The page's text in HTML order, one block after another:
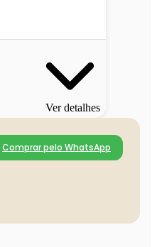
Ver detalhes
Comprar pelo WhatsApp